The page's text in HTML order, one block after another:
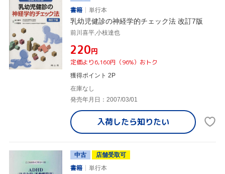
書籍
単行本
乳幼児健診の神経学的チェック法 改訂7版
前川喜平,小枝達也
¥220円
定価より6,160円（96%）おトク
獲得ポイント 2P
在庫なし
発売年月日：2007/03/01
入荷したら知りたい
中古
店舗受取可
書籍
単行本